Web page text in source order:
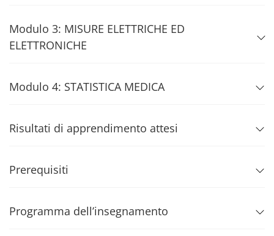
Modulo 3: MISURE ELETTRICHE ED
ELETTRONICHE
Modulo 4: STATISTICA MEDICA
Risultati di apprendimento attesi
Prerequisiti
Programma dell’insegnamento